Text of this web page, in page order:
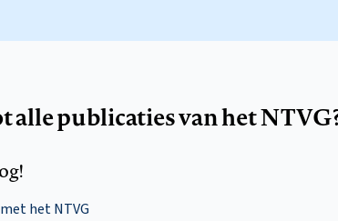
alle publicaties van het
het NTVG